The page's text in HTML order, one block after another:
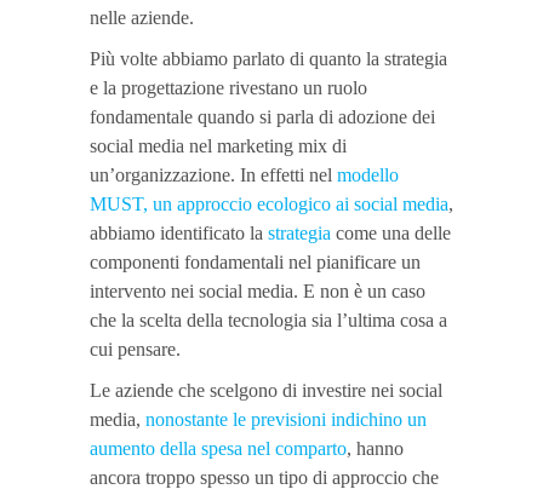
nelle aziende.
Più volte abbiamo parlato di quanto la strategia
e la progettazione rivestano un ruolo
fondamentale quando si parla di adozione dei
social media nel marketing mix di
un’organizzazione. In effetti nel modello
MUST, un approccio ecologico ai social media,
abbiamo identificato la strategia come una delle
componenti fondamentali nel pianificare un
intervento nei social media. E non è un caso
che la scelta della tecnologia sia l’ultima cosa a
cui pensare.
Le aziende che scelgono di investire nei social
media, nonostante le previsioni indichino un
aumento della spesa nel comparto, hanno
ancora troppo spesso un tipo di approccio che